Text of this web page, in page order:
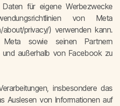
für eigene Werbezwecke
von Meta
privacy/) verwenden kann.
sowie seinen Partnern
außerhalb von Facebook zu
insbesondere das
Auslesen von Informationen auf